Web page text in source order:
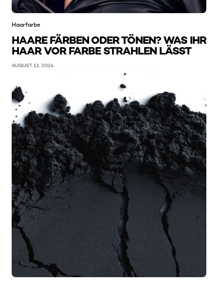
Haarfarbe
HAARE FÄRBEN ODER TÖNEN? WAS IHR
HAAR VOR FARBE STRAHLEN LÄSST
AUGUST 13, 2024